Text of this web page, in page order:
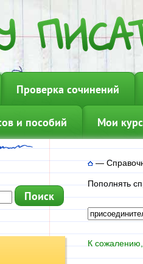
Проверка сочинений
и пособий Мои
—
Пополнять
К